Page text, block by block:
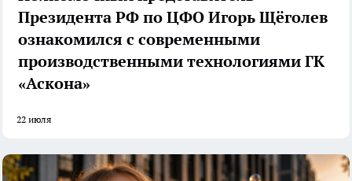
Президента РФ по ЦФО Игорь Щёголев
ознакомился с современными
производственными технологиями ГК
«Аскона»
22 июля